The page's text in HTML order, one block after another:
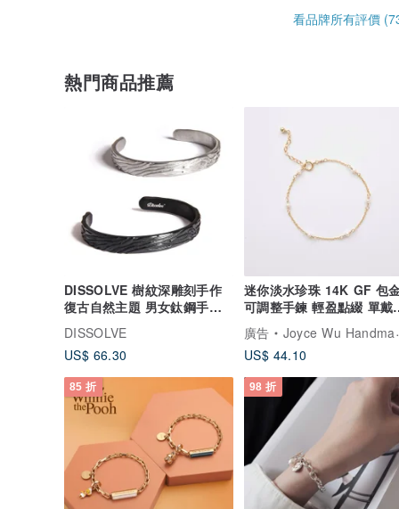
看品牌所有評價
熱門商品推薦
DISSOLVE 樹紋深雕刻手作
復古自然主題 男女鈦鋼手鐲
客製刻字
DISSOLVE
US$ 66.30
迷你淡水珍珠 14K GF 包
可調整手鍊 輕盈點綴 單戴
疊搭
廣告
Joyce Wu Handmade Jewelry
US$ 44.10
85 折 98 折